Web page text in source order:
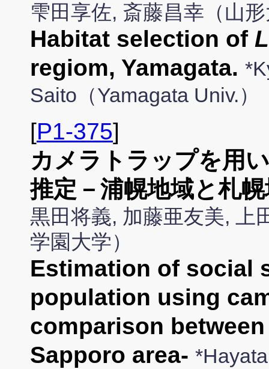
雫田享佐, 斎藤昌幸（山
Habitat selection of
regiom, Yamagata.
Saito（Yamagata Univ.）
[P1-375]
カメラトラップを用
推定－浦幌地域と札
黒田将義, 加藤亜友美, 上
学園大学）
Estimation of social
population using
comparison
Sapporo area-